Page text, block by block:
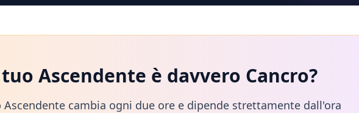
Ascendente è davvero Cancro?
Ascendente cambia ogni due ore e dipende strettamente dall'ora